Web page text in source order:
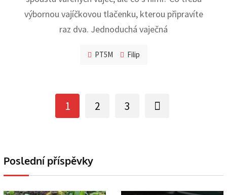
výbornou vajíčkovou tlačenku, kterou připravíte
raz dva. Jednoduchá vaječná
PT5M Filip
1 2 3
Poslední příspěvky